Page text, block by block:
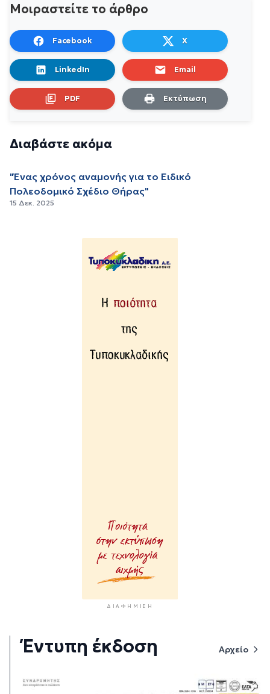
Μοιραστείτε το άρθρο
Facebook X
LinkedIn Email
PDF Εκτύπωση
Διαβάστε ακόμα
"Ένας χρόνος αναμονής για το Ειδικό
Πολεοδομικό Σχέδιο Θήρας"
15 Δεκ. 2025
ΔΙΑΦΉΜΙΣΗ
Έντυπη έκδοση Αρχείο